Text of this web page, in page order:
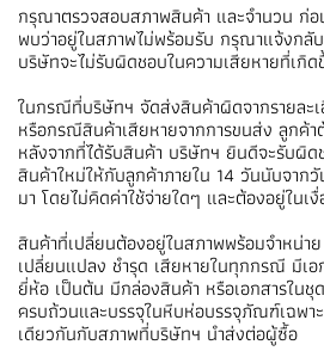
กรุณาตรวจสอบสภาพสินค้า และจำนวน ก่
พบว่าอยู่ในสภาพไม่พร้อมรับ กรุณาแจ้งก
บริษัทจะไม่รับผิดชอบในความเสียหายที่เกิด
ในกรณีที่บริษัทฯ จัดส่งสินค้าผิดจากรายละ
หรือกรณีสินค้าเสียหายจากการขนส่ง ลูกค้
หลังจากที่ได้รับสินค้า บริษัทฯ ยินดีจะรับผิด
สินค้าใหม่ให้กับลูกค้าภายใน 14 วันนับจาก
มา โดยไม่คิดค่าใช้จ่ายใดๆ และต้องอยู่ในเ
สินค้าที่เปลี่ยนต้องอยู่ในสภาพพร้อมจำหน่า
เปลี่ยนแปลง ชำรุด เสียหายในทุกกรณี มีเอ
ยี่ห้อ เป็นต้น มีกล่องสินค้า หรือเอกสารใน
ครบถ้วนและบรรจุในหีบห่อบรรจุภัณฑ์เฉพา
เดียวกันกับสภาพที่บริษัทฯ นำส่งต่อผู้ซื้อ